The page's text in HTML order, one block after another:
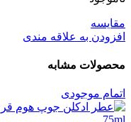
مقایسه
افزودن به علاقه مندی
محصولات مشابه
اتمام موجودی